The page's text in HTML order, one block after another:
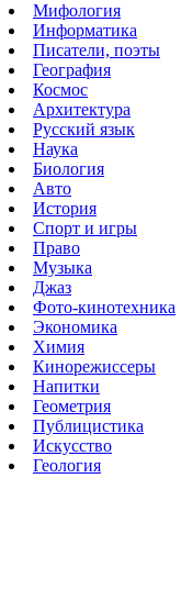
Мифология
Информатика
Писатели, поэты
География
Космос
Архитектура
Русский язык
Наука
Биология
Авто
История
Спорт и игры
Право
Музыка
Джаз
Фото-кинотехника
Экономика
Химия
Кинорежиссеры
Напитки
Геометрия
Публицистика
Искусство
Геология